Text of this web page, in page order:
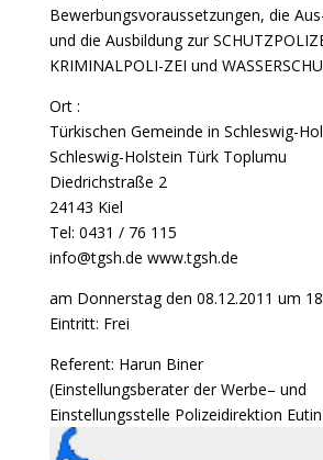
Bewerbungsvoraussetzungen, die
und die Ausbildung zur
KRIMINALPOLI-ZEI und
Ort :
Türkischen Gemeinde in Schleswig-
Schleswig-Holstein Türk Toplumu
Diedrichstraße 2
24143 Kiel
Tel: 0431 / 76 115
info@tgsh.de www.tgsh.de
am Donnerstag den 08.12.2011 um
Eintritt: Frei
Referent: Harun Biner
(Einstellungsberater der Werbe– und
Einstellungsstelle Polizeidirektion